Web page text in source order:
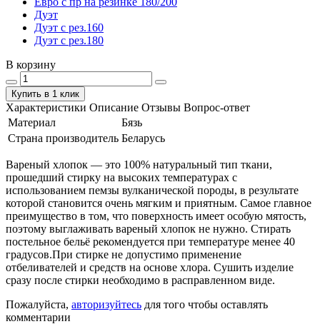
Дуэт
Дуэт с рез.160
Дуэт с рез.180
В корзину
Купить в 1 клик
Характеристики Описание Отзывы Вопрос-ответ
Материал
Бязь
Страна производитель Беларусь
Вареный хлопок — это 100% натуральный тип ткани,
прошедший стирку на высоких температурах с
использованием пемзы вулканической породы, в результате
которой становится очень мягким и приятным. Самое главное
преимущество в том, что поверхность имеет особую мятость,
поэтому выглаживать вареный хлопок не нужно. Стирать
постельное бельё рекомендуется при температуре менее 40
градусов.При стирке не допустимо применение
отбеливателей и средств на основе хлора. Сушить изделие
сразу после стирки необходимо в расправленном виде.
Пожалуйста, авторизуйтесь для того чтобы оставлять
комментарии